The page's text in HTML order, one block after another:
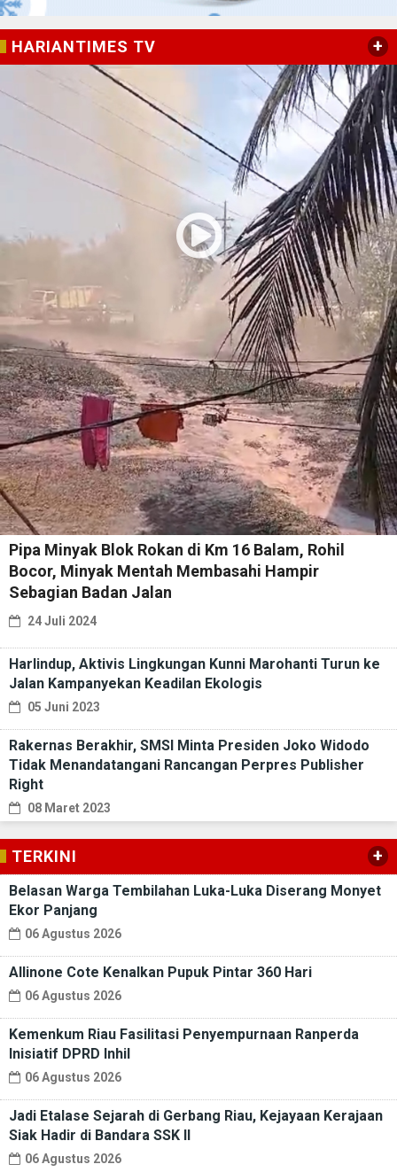
HARIANTIMES TV +
Pipa Minyak Blok Rokan di Km 16 Balam, Rohil
Bocor, Minyak Mentah Membasahi Hampir
Sebagian Badan Jalan
24 Juli 2024
Harlindup, Aktivis Lingkungan Kunni Marohanti Turun ke
Jalan Kampanyekan Keadilan Ekologis
05 Juni 2023
Rakernas Berakhir, SMSI Minta Presiden Joko Widodo
Tidak Menandatangani Rancangan Perpres Publisher
Right
08 Maret 2023
TERKINI +
Belasan Warga Tembilahan Luka-Luka Diserang Monyet
Ekor Panjang
06 Agustus 2026
Allinone Cote Kenalkan Pupuk Pintar 360 Hari
06 Agustus 2026
Kemenkum Riau Fasilitasi Penyempurnaan Ranperda
Inisiatif DPRD Inhil
06 Agustus 2026
Jadi Etalase Sejarah di Gerbang Riau, Kejayaan Kerajaan
Siak Hadir di Bandara SSK II
06 Agustus 2026